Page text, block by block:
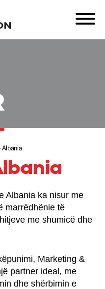
Albania
Albania ka nisur me
marrëdhënie të
me shumicë dhe
Marketing &
partner ideal, me
dhe shërbimin e